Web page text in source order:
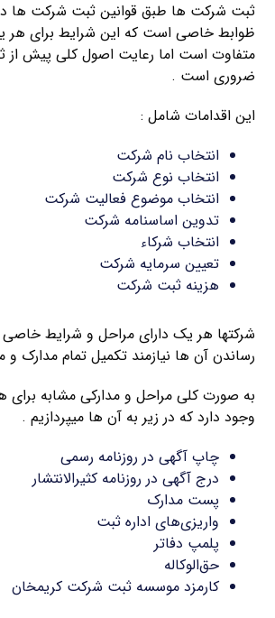
ثبت شرکت ها طبق قوانین ثبت شرکت ها
ظوابط خاصی است که این شرایط برای هر
متفاوت است اما رعایت اصول کلی پیش
ضروری است .
این اقدامات شامل :
انتخاب نام شرکت
انتخاب نوع شرکت
انتخاب موضوع فعالیت شرکت
تدوین اساسنامه شرکت
انتخاب شرکاء
تعیین سرمایه شرکت
هزینه ثبت شرکت
شرکتها هر یک دارای مراحل و شرایط
رساندن آن ها نیازمند تکمیل تمام مدارک
به صورت کلی مراحل و مدارکی مشابه
وجود دارد که در زیر به آن ها میپردازیم .
چاپ آگهی در روزنامه رسمی
درج آگهی در روزنامه کثیرالانتشار
پست مدارک
واریزی‌های اداره ثبت
پلمپ دفاتر
حق‌الوکاله
کارمزد موسسه ثبت شرکت کریمخان